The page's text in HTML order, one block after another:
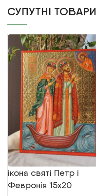
СУПУТНІ ТОВАРИ
ікона святі Петр і
Февронія 15х20